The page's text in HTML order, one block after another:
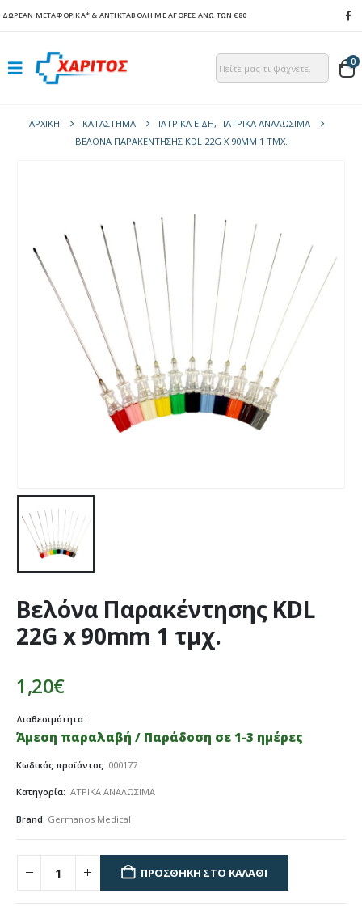
ΔΩΡΕΑΝ ΜΕΤΑΦΟΡΙΚΑ* & ΑΝΤΙΚΤΑΒΟΛΗ ΜΕ ΑΓΟΡΕΣ ΑΝΩ ΤΩΝ €80
0
ΑΡΧΙΚΉ ΚΑΤΆΣΤΗΜΑ ΙΑΤΡΙΚΑ ΕΙΔΗ,
ΙΑΤΡΙΚΑ ΑΝΑΛΩΣΙΜΑ
ΒΕΛΌΝΑ ΠΑΡΑΚΈΝΤΗΣΗΣ KDL 22G X 90MM 1 ΤΜΧ.
Βελόνα Παρακέντησης KDL
22G x 90mm 1 τμχ.
1,20€
Διαθεσιμότητα:
Άμεση παραλαβή / Παράδοση σε 1-3 ημέρες
Κωδικός προϊόντος: 000177
Κατηγορία: ΙΑΤΡΙΚΑ ΑΝΑΛΩΣΙΜΑ
Brand: Germanos Medical
ΠΡΟΣΘΉΚΗ ΣΤΟ ΚΑΛΆΘΙ